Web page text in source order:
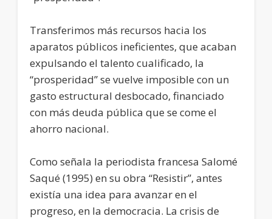
Transferimos más recursos hacia los
aparatos públicos ineficientes, que acaban
expulsando el talento cualificado, la
“prosperidad” se vuelve imposible con un
gasto estructural desbocado, financiado
con más deuda pública que se come el
ahorro nacional.
Como señala la periodista francesa Salomé
Saqué (1995) en su obra “Resistir”, antes
existía una idea para avanzar en el
progreso, en la democracia. La crisis de